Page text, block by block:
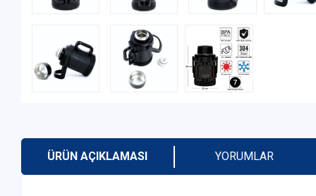
ÜRÜN AÇIKLAMASI YORUMLAR